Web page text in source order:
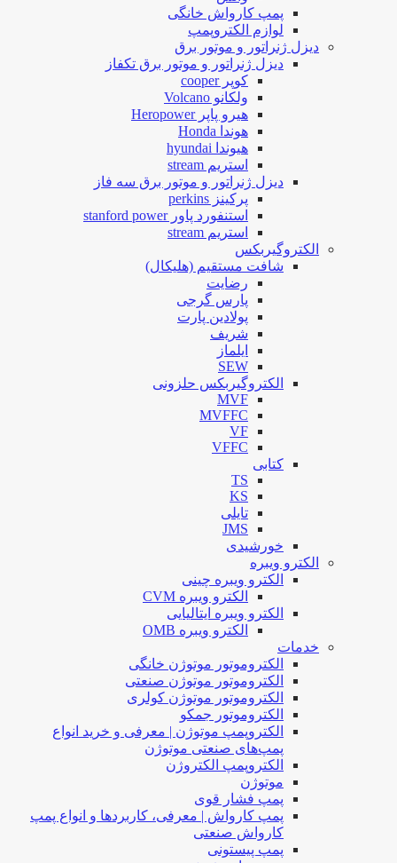
پمپ کارواش خانگی
لوازم الکتروپمپ
دیزل ژنراتور و موتور برق
دیزل ژنراتور و موتور برق تکفاز
کوپر cooper
ولکانو Volcano
هیرو پاپر Heropower
هوندا Honda
هیوندا hyundai
استریم stream
دیزل ژنراتور و موتور برق سه فاز
پرکینز perkins
استنفورد پاور stanford power
استریم stream
الکتروگیربکس
شافت مستقیم (هلیکال)
رضایت
پارس گرجی
پولادین پارت
شریف
ایلماز
SEW
الکتروگیربکس حلزونی
MVF
MVFFC
VF
VFFC
کتابی
TS
KS
تایلی
JMS
خورشیدی
الکترو ویبره
الکترو ویبره چینی
الکترو ویبره CVM
الکترو ویبره ایتالیایی
الکترو ویبره OMB
خدمات
الکتروموتور موتوژن خانگی
الکتروموتور موتوژن صنعتی
الکتروموتور موتوژن کولری
الکتروموتور جمکو
الکتروپمپ موتوژن | معرفی و خرید انواع
پمپ‌های صنعتی موتوژن
الکتروپمپ الکتروژن
موتوژن
پمپ فشار قوی
پمپ کارواش | معرفی، کاربردها و انواع پمپ
کارواش صنعتی
پمپ پیستونی